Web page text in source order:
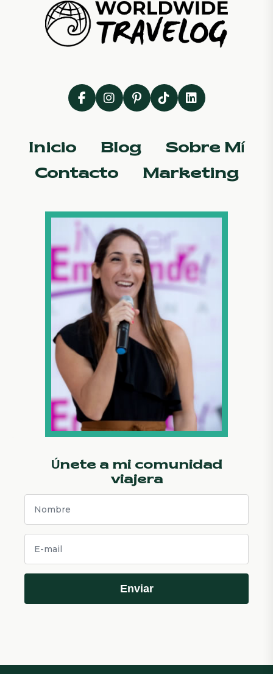
Inicio Blog
Sobre Mí
Contacto
Marketing
Únete a mi comunidad
viajera
Enviar